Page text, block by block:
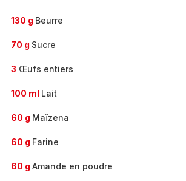
130 g Beurre
70 g Sucre
3 Œufs entiers
100 ml Lait
60 g Maïzena
60 g Farine
60 g Amande en poudre